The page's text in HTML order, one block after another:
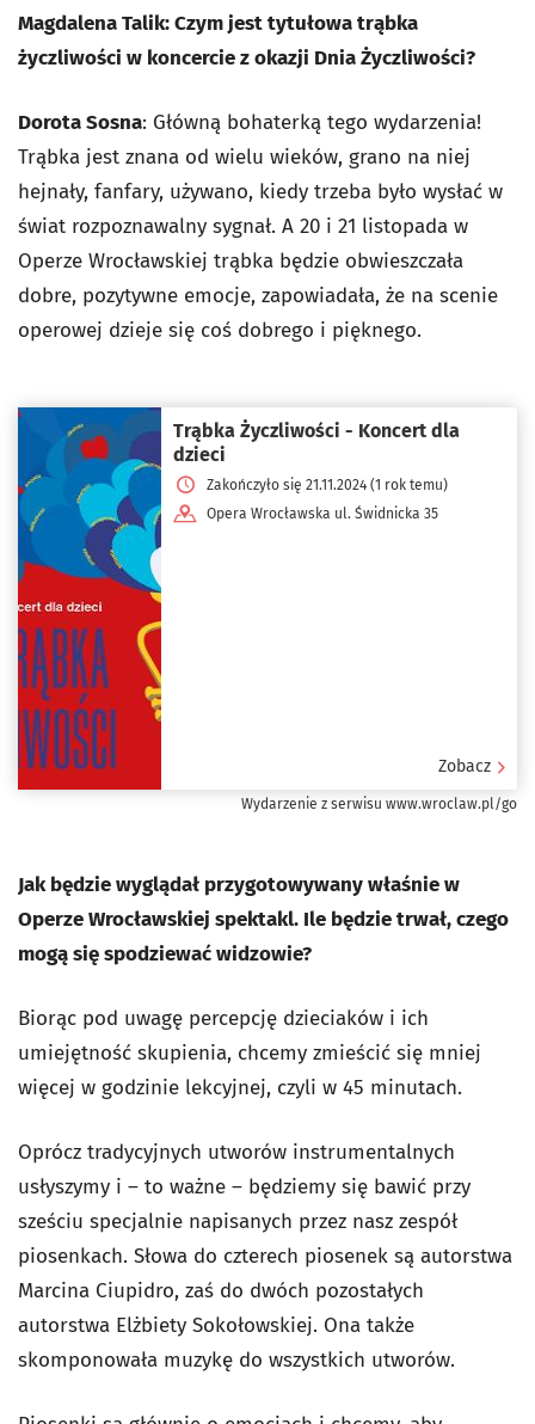
Magdalena Talik: Czym jest tytułowa trąbka
życzliwości w koncercie z okazji Dnia Życzliwości?
Dorota Sosna: Główną bohaterką tego wydarzenia!
Trąbka jest znana od wielu wieków, grano na niej
hejnały, fanfary, używano, kiedy trzeba było wysłać w
świat rozpoznawalny sygnał. A 20 i 21 listopada w
Operze Wrocławskiej trąbka będzie obwieszczała
dobre, pozytywne emocje, zapowiadała, że na scenie
operowej dzieje się coś dobrego i pięknego.
Trąbka Życzliwości - Koncert dla
dzieci
Zakończyło się 21.11.2024 (1 rok temu)
Opera Wrocławska ul. Świdnicka 35
Zobacz
Wydarzenie z serwisu www.wroclaw.pl/go
Jak będzie wyglądał przygotowywany właśnie w
Operze Wrocławskiej spektakl. Ile będzie trwał, czego
mogą się spodziewać widzowie?
Biorąc pod uwagę percepcję dzieciaków i ich
umiejętność skupienia, chcemy zmieścić się mniej
więcej w godzinie lekcyjnej, czyli w 45 minutach.
Oprócz tradycyjnych utworów instrumentalnych
usłyszymy i – to ważne – będziemy się bawić przy
sześciu specjalnie napisanych przez nasz zespół
piosenkach. Słowa do czterech piosenek są autorstwa
Marcina Ciupidro, zaś do dwóch pozostałych
autorstwa Elżbiety Sokołowskiej. Ona także
skomponowała muzykę do wszystkich utworów.